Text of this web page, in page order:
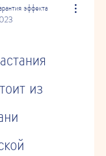
эффекта
из